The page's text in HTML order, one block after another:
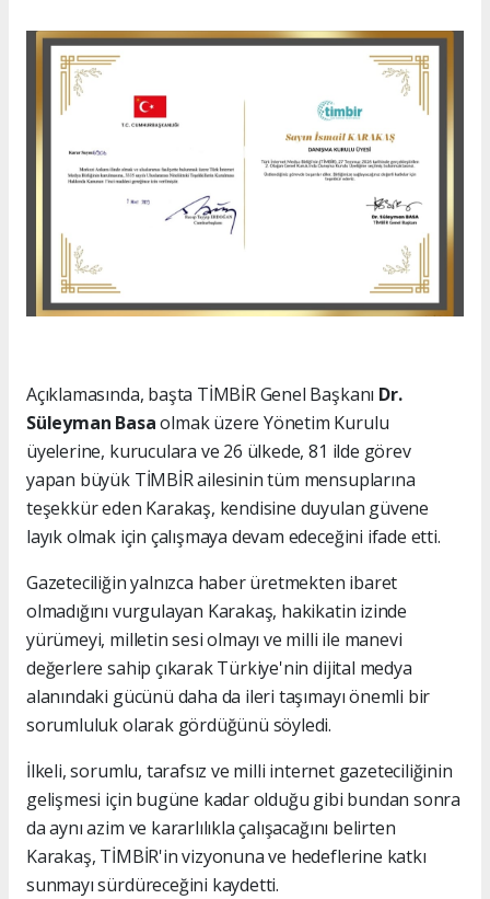
Açıklamasında, başta TİMBİR Genel Başkanı Dr.
Süleyman Basaolmak üzere Yönetim Kurulu
üyelerine, kuruculara ve 26 ülkede, 81 ilde görev
yapan büyük TİMBİR ailesinin tüm mensuplarına
teşekkür eden Karakaş, kendisine duyulan güvene
layık olmak için çalışmaya devam edeceğini ifade etti.
Gazeteciliğin yalnızca haber üretmekten ibaret
olmadığını vurgulayan Karakaş, hakikatin izinde
yürümeyi, milletin sesi olmayı ve milli ile manevi
değerlere sahip çıkarak Türkiye'nin dijital medya
alanındaki gücünü daha da ileri taşımayı önemli bir
sorumluluk olarak gördüğünü söyledi.
İlkeli, sorumlu, tarafsız ve milli internet gazeteciliğinin
gelişmesi için bugüne kadar olduğu gibi bundan sonra
da aynı azim ve kararlılıkla çalışacağını belirten
Karakaş, TİMBİR'in vizyonuna ve hedeflerine katkı
sunmayı sürdüreceğini kaydetti.